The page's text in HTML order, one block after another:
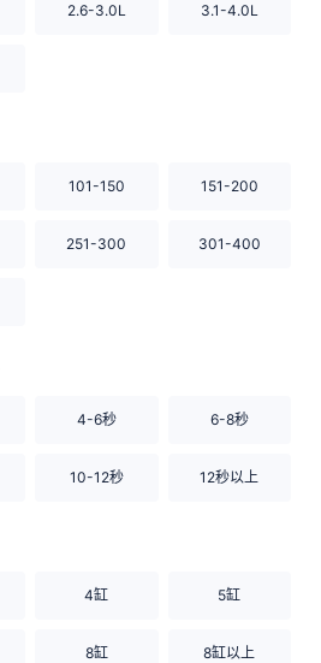
2.6-3.0L 3.1-4.0L
101-150 151-200
251-300 301-400
4-6秒 6-8秒
10-12秒 12秒以上
4缸 5缸
8缸 8缸以上